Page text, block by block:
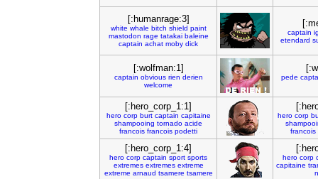
[:humanrage:3]
white whale bitch shield paint
mastodon rage tatakai baleine
captain achat moby dick
captain
etendard
[:wolfman:1]
captain obvious rien derien
welcome
pede
[:hero_corp_1:1]
hero corp burt captain capitaine
shampooing tornado acide
francois francois podetti
hero corp
francois
[:hero_corp_1:4]
hero corp captain sport sports
extremes extremes extreme
extreme arnaud tsamere tsamere
hero corp
capitaine